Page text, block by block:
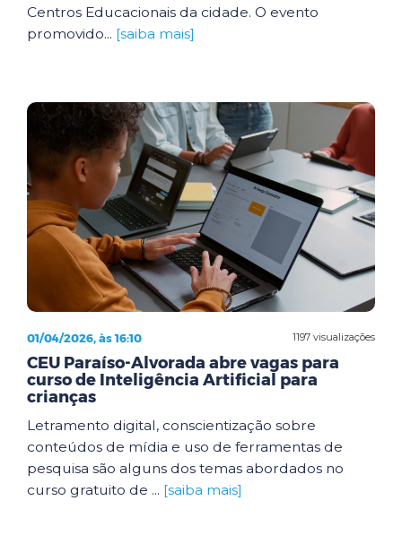
Centros Educacionais da cidade. O evento
promovido... [saiba mais]
1197 visualizações
01/04/2026, às 16:10
CEU Paraíso-Alvorada abre vagas para
curso de Inteligência Artificial para
crianças
Letramento digital, conscientização sobre
conteúdos de mídia e uso de ferramentas de
pesquisa são alguns dos temas abordados no
curso gratuito de ... [saiba mais]